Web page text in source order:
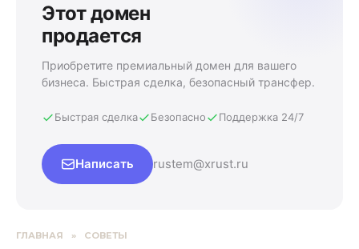
Этот домен
продается
Приобретите премиальный домен для вашего
бизнеса. Быстрая сделка, безопасный трансфер.
Быстрая сделка Безопасно Поддержка 24/7
Написать rustem@xrust.ru
ГЛАВНАЯ » СОВЕТЫ